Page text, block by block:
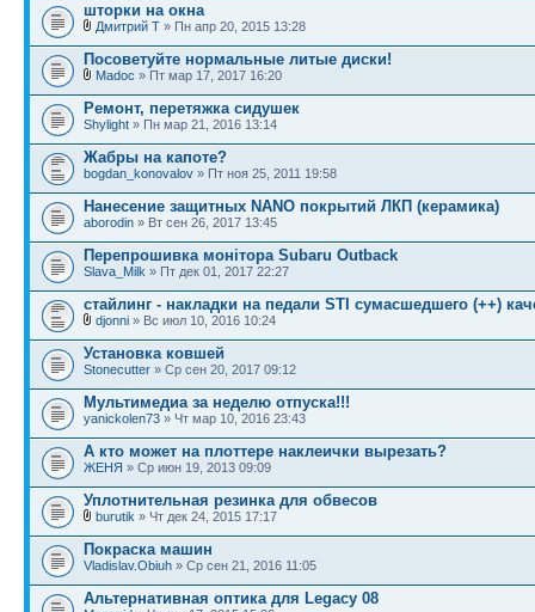
шторки на окна
Дмитрий Т » Пн апр 20, 2015 13:28
Посоветуйте нормальные литые диски!
Madoc » Пт мар 17, 2017 16:20
Ремонт, перетяжка сидушек
Shylight » Пн мар 21, 2016 13:14
Жабры на капоте?
bogdan_konovalov » Пт ноя 25, 2011 19:58
Нанесение защитных NANO покрытий ЛКП (керамика)
aborodin » Вт сен 26, 2017 13:45
Перепрошивка монітора Subaru Outback
Slava_Milk » Пт дек 01, 2017 22:27
стайлинг - накладки на педали STI сумасшедшего (++)
djonni » Вс июл 10, 2016 10:24
Установка ковшей
Stonecutter » Ср сен 20, 2017 09:12
Мультимедиа за неделю отпуска!!!
yanickolen73 » Чт мар 10, 2016 23:43
А кто может на плоттере наклеички вырезать?
ЖЕНЯ » Ср июн 19, 2013 09:09
Уплотнительная резинка для обвесов
burutik » Чт дек 24, 2015 17:17
Покраска машин
Vladislav.Obiuh » Ср сен 21, 2016 11:05
Альтернативная оптика для Legacy 08